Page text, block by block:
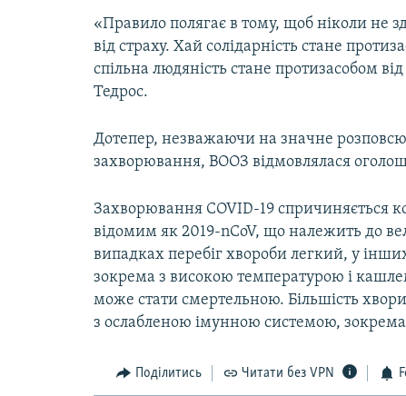
«Правило полягає в тому, щоб ніколи не
від страху. Хай солідарність стане
спільна людяність стане протизасобом
Тедрос.
Дотепер, незважаючи на значне
захворювання, ВООЗ відмовлялася
Захворювання COVID-19 спричиняється
відомим як 2019-nCoV, що належить до
випадках перебіг хвороби легкий, у
зокрема з високою температурою і
може стати смертельною. Більшість
з ослабленою імунною системою, зокрема
Поділитись Читати без VPN